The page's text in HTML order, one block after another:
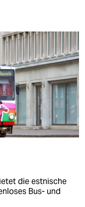
die estnische
Bus- und